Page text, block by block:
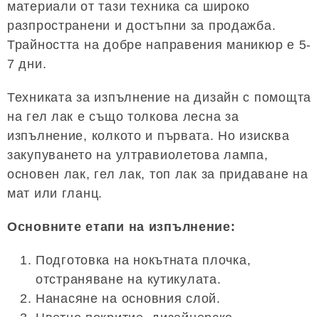
материали от тази техника са широко
разпространени и достъпни за продажба.
Трайността на добре направения маникюр е 5-
7 дни.
Техниката за изпълнение на дизайн с помощта
на гел лак е също толкова лесна за
изпълнение, колкото и първата. Но изисква
закупуването на ултравиолетова лампа,
основен лак, гел лак, топ лак за придаване на
мат или гланц.
Основните етапи на изпълнение:
Подготовка на нокътната плочка,
отстраняване на кутикулата.
Нанасяне на основния слой.